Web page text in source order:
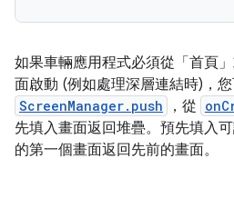
如果車輛應用程式必須從「首頁」
面啟動 (例如處理深層連結時)，
ScreenManager.push ，從
先填入畫面返回堆疊。預先填入
的第一個畫面返回先前的畫面。